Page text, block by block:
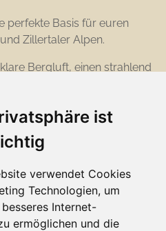
ist
verwendet Cookies
Technologien, um
besseres Internet-
ermöglichen und die
perfekte Basis für euren
Zillertaler Alpen.
Bergluft, einen strahlend
Gletscher, der ein
Unabhängig von der
Herbst oder Winter –
Urlaubstage und
unser Haus in Madseit zu
Erlebnis.